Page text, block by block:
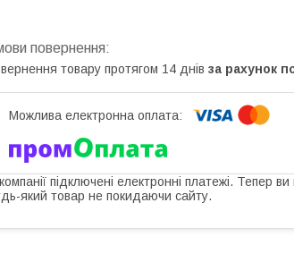
товару протягом 14 днів за рахунок
підключені електронні платежі. Тепер
який товар не покидаючи сайту.